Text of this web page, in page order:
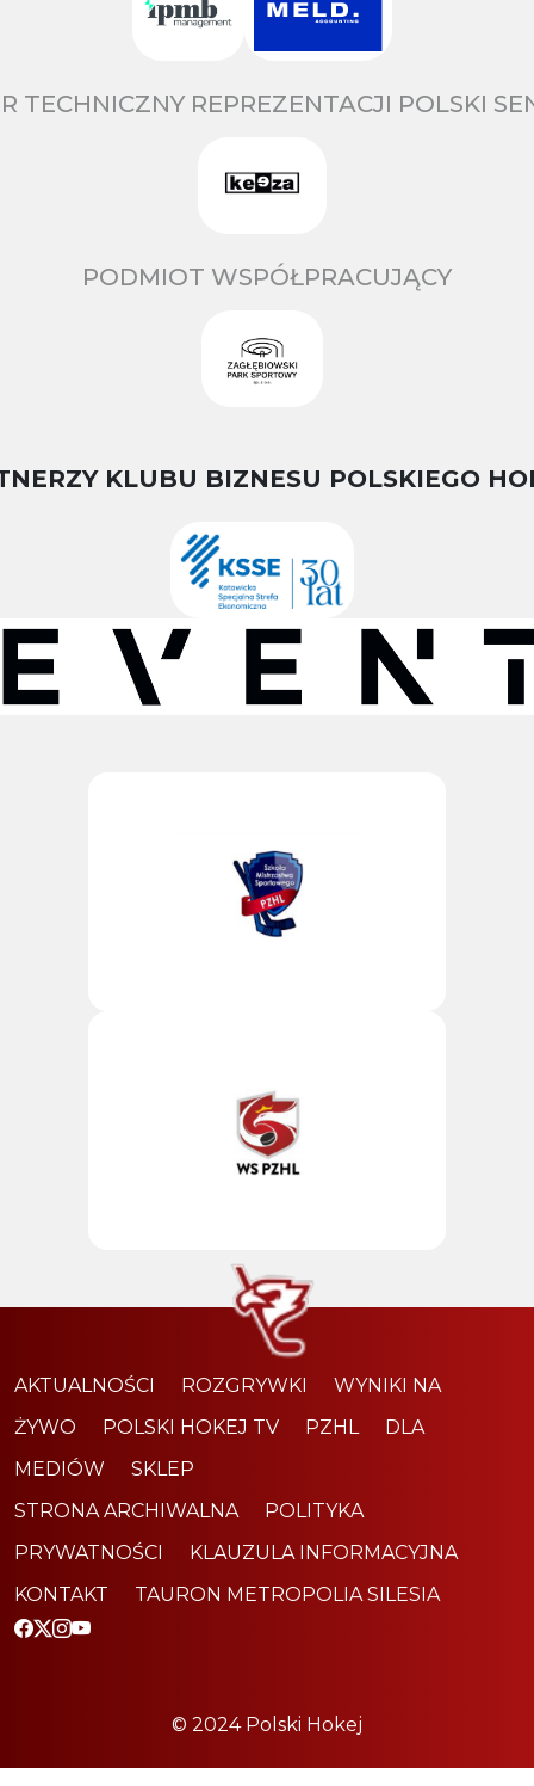
TECHNICZNY REPREZENTACJI POLSKI
PODMIOT WSPÓŁPRACUJĄCY
KLUBU BIZNESU POLSKIEGO
AKTUALNOŚCI ROZGRYWKI
WYNIKI NA
ŻYWO
POLSKI HOKEJ TV PZHL
DLA
MEDIÓW
SKLEP
STRONA ARCHIWALNA
POLITYKA
PRYWATNOŚCI
KLAUZULA INFORMACYJNA
KONTAKT
TAURON METROPOLIA SILESIA
© 2024 Polski Hokej